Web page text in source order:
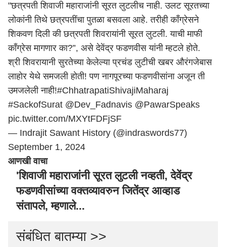
"छत्रपती शिवाजी महाराजांनी सूरत लुटलीच नाही. उलट सूरतच्या
लोकांनी तिथे छत्रपतींचा पुतळा बसवला आहे. तरीही काँग्रेसने
शिकवण दिली की छत्रपती शिवरायांनी सूरत लुटली. याची माफी
काँग्रेस मागणार का?”, असे देवेंद्र फडणवीस यांनी म्हटले होते.
श्री शिवरायानी सुरतेच्या केलेल्या प्रचंड लुटीची खबर औरंगजेबास
लाहोर येथे समजली होती! पणनागपूरच्या फडणवीसांना अजून ती
उमजलेली नाही!#ChhatrapatiShivajiMaharaj
#SackofSurat @Dev_Fadnavis @PawarSpeaks
pic.twitter.com/MXYtFDFjSF
— Indrajit Sawant History (@indraswords77)
September 1, 2024
आणखी वाचा
'शिवाजी महाराजांनी सूरत लुटली नव्हती, देवेंद्र
फडणवीसांच्या वक्तव्यावरुन जितेंद्र आव्हाड
संतापले, म्हणाले...
संबंधित बातम्या >>